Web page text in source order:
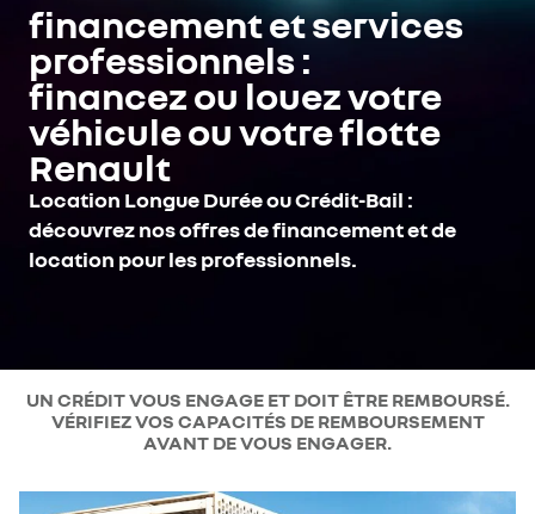
financement et services
professionnels :
financez ou louez votre
véhicule ou votre flotte
Renault
Location Longue Durée ou Crédit-Bail :
découvrez nos offres de financement et de
location pour les professionnels.
UN CRÉDIT VOUS ENGAGE ET DOIT ÊTRE REMBOURSÉ.
VÉRIFIEZ VOS CAPACITÉS DE REMBOURSEMENT
AVANT DE VOUS ENGAGER.